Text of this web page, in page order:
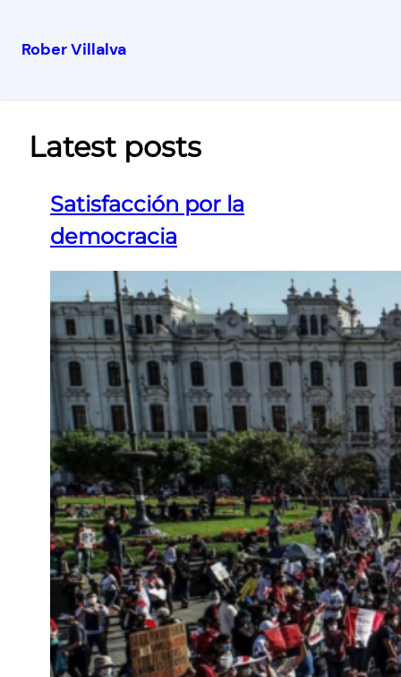
Rober Villalva
Latest posts
Satisfacción por la
democracia